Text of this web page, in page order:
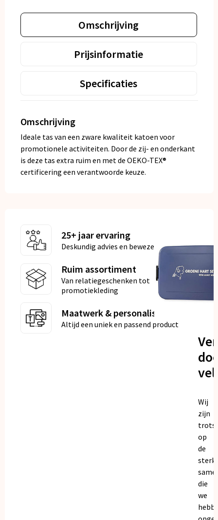
Omschrijving
Prijsinformatie
Specificaties
Omschrijving
Ideale tas van een zware kwaliteit katoen voor
promotionele activiteiten. Door de zij- en onderkant
is deze tas extra ruim en met de OEKO-TEX®
certificering een verantwoorde keuze.
25+ jaar ervaring
Deskundig advies en bewezen kwaliteit
Ruim assortiment
Van relatiegeschenken tot
promotiekleding
Maatwerk & personalisatie
Altijd een uniek en passend product
Wij
zijn
trots
op
de
die
we